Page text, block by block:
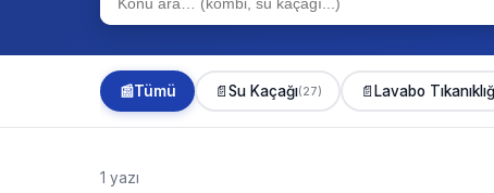
📰Tümü 📄Su Kaçağı(27) 📄Lavabo
1 yazı